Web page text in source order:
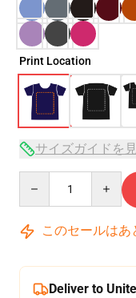
Print Location
サイズガイドを
このセールはあ
Deliver to